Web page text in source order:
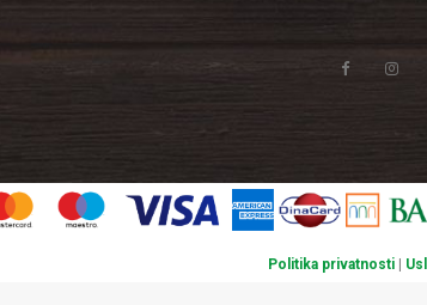
Politika privatnosti|